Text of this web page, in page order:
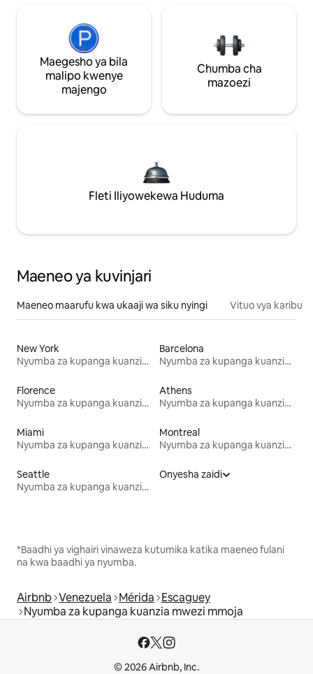
Maegesho ya bila
malipo kwenye
majengo
Chumba cha
mazoezi
Fleti Iliyowekewa Huduma
Maeneo ya kuvinjari
Maeneo maarufu kwa ukaaji wa siku nyingi Vituo vya karibu
New York
Nyumba za kupanga kuanzia mwezi mmoja
Barcelona
Nyumba za kupanga kuanzia mwezi mmoja
Florence
Nyumba za kupanga kuanzia mwezi mmoja
Athens
Nyumba za kupanga kuanzia mwezi mmoja
Miami
Nyumba za kupanga kuanzia mwezi mmoja
Montreal
Nyumba za kupanga kuanzia mwezi mmoja
Seattle
Nyumba za kupanga kuanzia mwezi mmoja
Onyesha zaidi
*Baadhi ya vighairi vinaweza kutumika katika maeneo fulani
na kwa baadhi ya nyumba.
Airbnb Venezuela Mérida Escaguey
Nyumba za kupanga kuanzia mwezi mmoja
© 2026 Airbnb, Inc.